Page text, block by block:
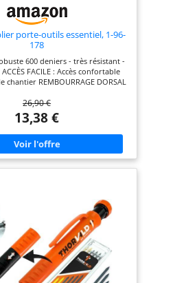
porte-outils essentiel, 1-96-
178
600 deniers - très résistant -
FACILE : Accès confortable
REMBOURRAGE DORSAL
marteau en métal intégrée
: Poches et boucles de tailles
FACILE : La taille et la structure
un accès facile POCHE
RUBAN : Pour un accès facile
pendant le travail
26,90 €
13,38 €